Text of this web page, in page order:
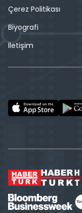
Çerez Politikası
Biyografi
İletişim